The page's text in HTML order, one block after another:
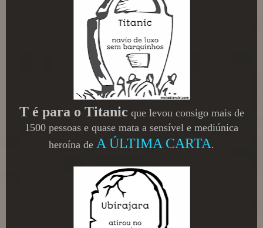
T é para o Titanic que levou consigo mais de
1500 pessoas e quase mata a sensível e mediúnica
heroína de A ÚLTIMA CARTA.